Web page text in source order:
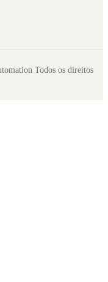
Todos os direitos